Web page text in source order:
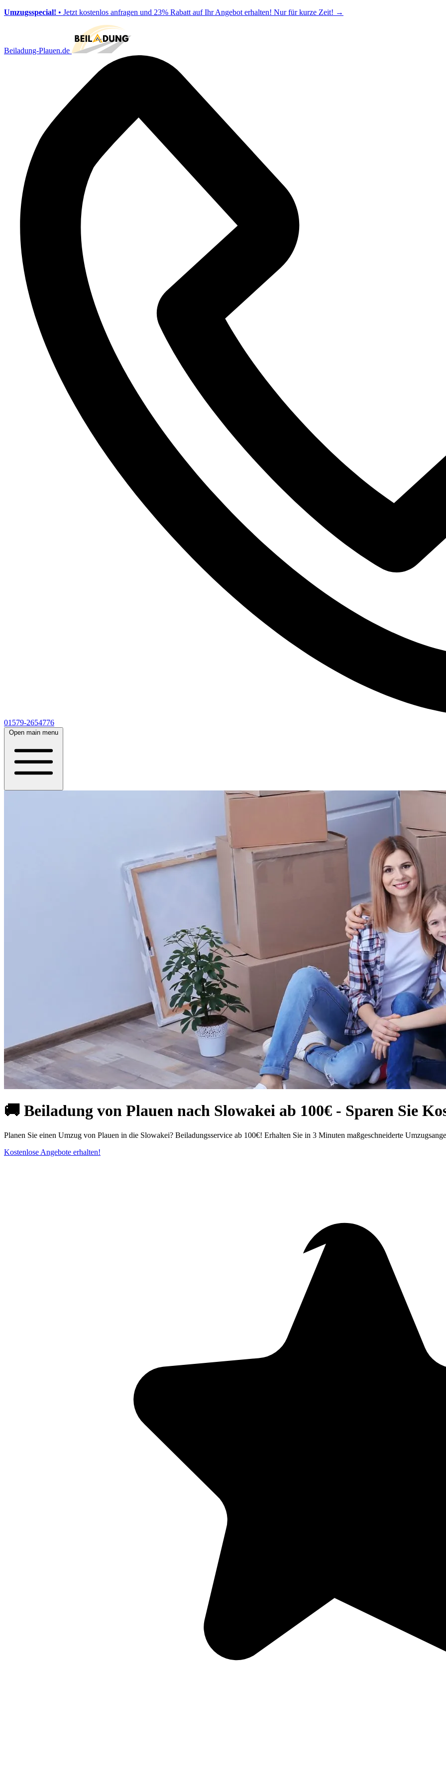
Umzugsspecial! • Jetzt kostenlos anfragen und 23% Rabatt auf Ihr Angebot erhalten! Nur für kurze Zeit! →
Beiladung-Plauen.de
01579-2654776
Open main menu
🚚 Beiladung von Plauen nach Slowakei ab 100€ - Sparen Sie
Planen Sie einen Umzug von Plauen in die Slowakei? Beiladungsservice ab 100€! Erhalten Sie in 3 Minuten maßgeschneiderte
Kostenlose Angebote erhalten!